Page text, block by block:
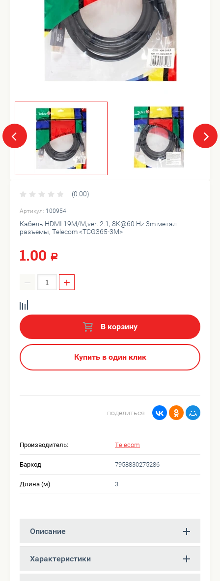
(0.00)
Артикул: 100954
Кабель HDMI 19M/M,ver. 2.1, 8K@60 Hz 3m метал
разъемы, Telecom <TCG365-3M>
1.00 Р
− +
В корзину
Купить в один клик
поделиться
Производитель: Telecom
Баркод 7958830275286
Длина (м) 3
Описание
Характеристики